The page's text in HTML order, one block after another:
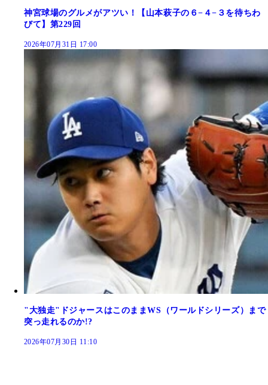
神宮球場のグルメがアツい！【山本萩子の６−４−３を待ちわ
びて】第229回
2026年07月31日 17:00
"大独走"ドジャースはこのままWS（ワールドシリーズ）まで
突っ走れるのか!?
2026年07月30日 11:10